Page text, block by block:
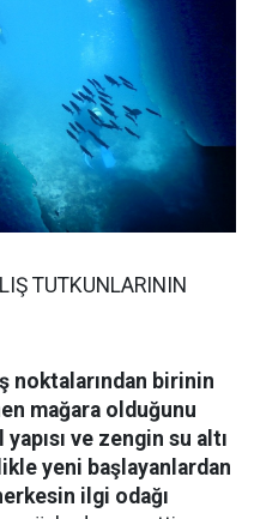
TUTKUNLARININ
noktalarından birinin
mağara olduğunu
ve zengin su altı
yeni başlayanlardan
ilgi odağı